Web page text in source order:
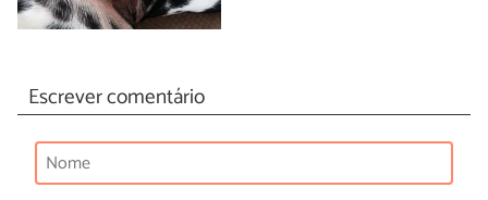
Escrever comentário